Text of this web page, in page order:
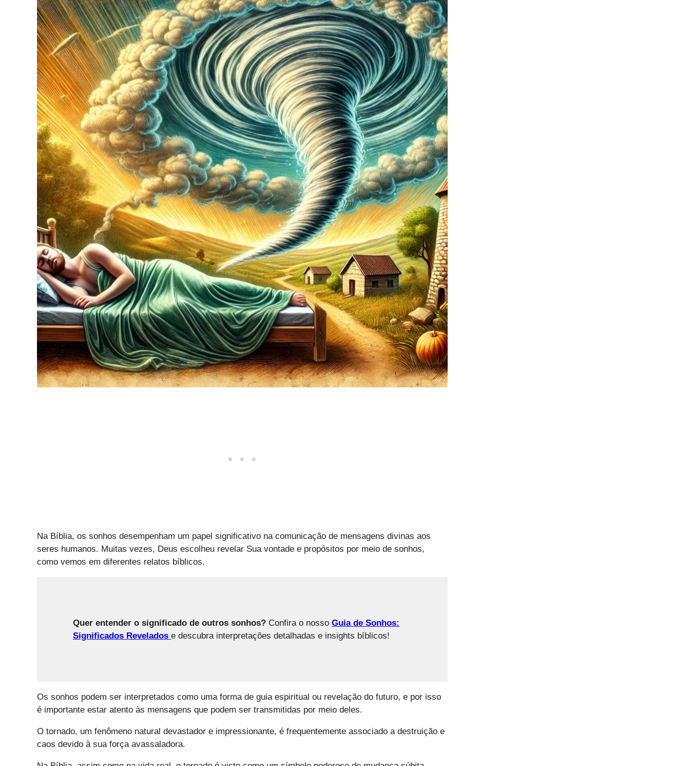
Na Bíblia, os sonhos desempenham um papel significativo na comunicação de mensagens divinas aos
seres humanos. Muitas vezes, Deus escolheu revelar Sua vontade e propósitos por meio de sonhos,
como vemos em diferentes relatos bíblicos.
Quer entender o significado de outros sonhos? Confira o nosso Guia de Sonhos:
Significados Revelados e descubra interpretações detalhadas e insights bíblicos!
Os sonhos podem ser interpretados como uma forma de guia espiritual ou revelação do futuro, e por isso
é importante estar atento às mensagens que podem ser transmitidas por meio deles.
O tornado, um fenômeno natural devastador e impressionante, é frequentemente associado a destruição e
caos devido à sua força avassaladora.